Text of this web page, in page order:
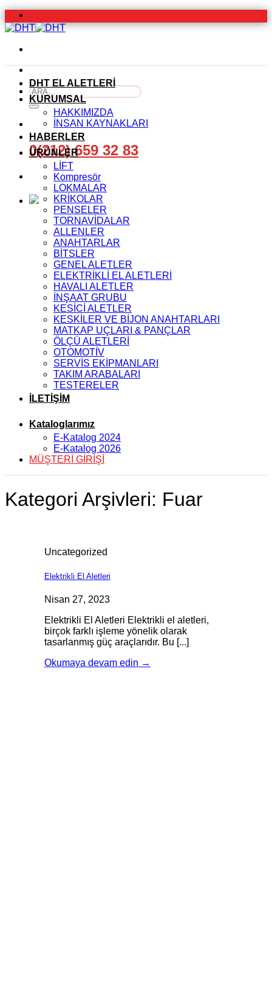
İçeriğe
atla
Ara:
0(212) 659 32 83
DHT EL ALETLERİ
KURUMSAL
HAKKIMIZDA
İNSAN KAYNAKLARI
HABERLER
ÜRÜNLER
LİFT
Kompresör
LOKMALAR
KRİKOLAR
PENSELER
TORNAVİDALAR
ALLENLER
ANAHTARLAR
BİTSLER
GENEL ALETLER
ELEKTRİKLİ EL ALETLERİ
HAVALI ALETLER
İNŞAAT GRUBU
KESİCİ ALETLER
KESKİLER VE BİJON ANAHTARLARI
MATKAP UÇLARI & PANÇLAR
ÖLÇÜ ALETLERİ
OTOMOTİV
SERVİS EKİPMANLARI
TAKIM ARABALARI
TESTERELER
İLETİŞİM
Kataloglarımız
E-Katalog 2024
E-Katalog 2026
MÜŞTERİ GİRİŞİ
Kategori Arşivleri: Fuar
Uncategorized
Elektrikli El Aletleri
Nisan 27, 2023
Elektrikli El Aletleri Elektrikli el aletleri,
birçok farklı işleme yönelik olarak
tasarlanmış güç araçlarıdır. Bu [...]
Okumaya devam edin →